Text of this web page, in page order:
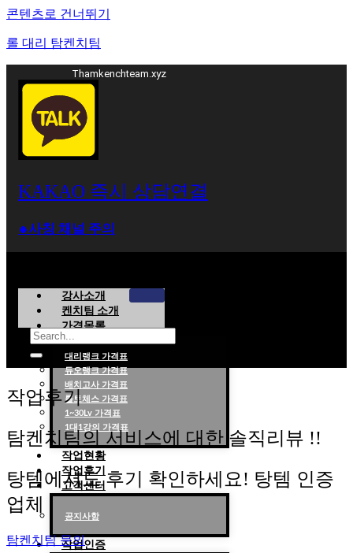
콘텐츠로 건너뛰기
롤 대리 탐켄치팀
Thamkenchteam.xyz
KAKAO 즉시 상담연결
⁕사칭 채널 주의
강사소개
켄치팀 소개
가격목록
대리랭크 가격표
듀오랭크 가격표
배치고사 가격표
롤토체스 가격표
1~30Lv 가격표
1대1강의 가격표
작업현황
작업후기
고객센터
공지사항
작업인증
작업후기
탐켄치팀의 서비스에 대한 솔직리뷰 !!
탕템에서도 후기 확인하세요! 탕템 인증
업체
탐켄치팀 문의